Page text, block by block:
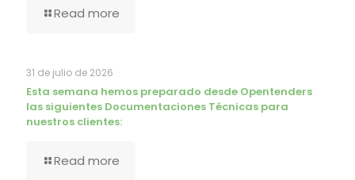
Read more
31 de julio de 2026
Esta semana hemos preparado desde Opentenders
las siguientes Documentaciones Técnicas para
nuestros clientes:
Read more